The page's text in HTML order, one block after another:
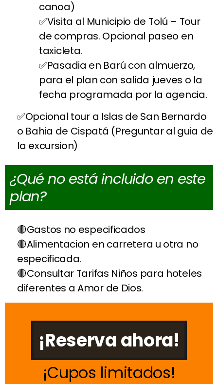
canoa)
Visita al Municipio de Tolú – Tour
de compras. Opcional paseo en
taxicleta.
Pasadia en Barú con almuerzo,
para el plan con salida jueves o la
fecha programada por la agencia.
Opcional tour a Islas de San Bernardo
o Bahia de Cispatá (Preguntar al guia de
la excursion)
¿Qué no está incluido en este
plan?
Gastos no especificados
Alimentacion en carretera u otra no
especificada.
Consultar Tarifas Niños para hoteles
diferentes a Amor de Dios.
¡Reserva ahora!
Cupos limitados